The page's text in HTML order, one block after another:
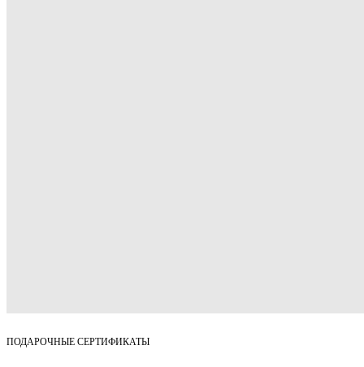
ПОДАРОЧНЫЕ СЕРТИФИКАТЫ